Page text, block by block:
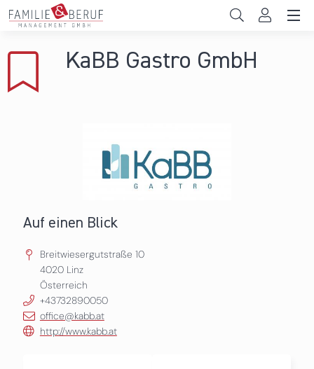
Direkt zum Inhalt
Gemeinden
Persönliche Vereinbarkeit
KaBB Gastro GmbH
Auf einen Blick
Breitwiesergutstraße 10
4020 Linz
Österreich
+43732890050
office@kabb.at
http://www.kabb.at